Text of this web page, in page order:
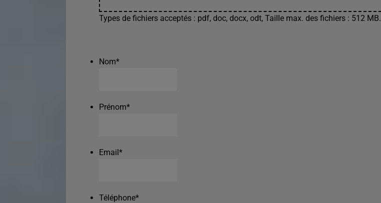
Types de fichiers acceptés : pdf, doc, docx, odt, Taille max. des fichiers : 512 MB.
Nom*
Prénom*
Email*
Téléphone*